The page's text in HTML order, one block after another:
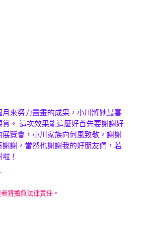
來努力畫畫的成果，小川將她最喜
。 這次效果能這麼好首先要謝謝好
覽會，小川家族向何風致敬，謝謝
謝，當然也謝謝我的好朋友們，若
！
將擔負法律責任。